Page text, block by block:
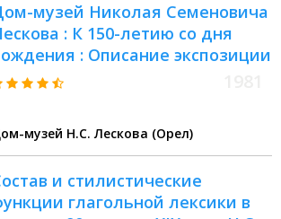
музей Николая Семеновича
: К 150-летию со дня
: Описание экспозиции
музей Н.С. Лескова (Орел)
и стилистические
глагольной лексики в